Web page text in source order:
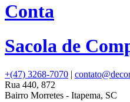
Conta
Sacola de
+(47) 3268-7070 |
Rua 440, 872
Bairro Morretes - Itapema, SC